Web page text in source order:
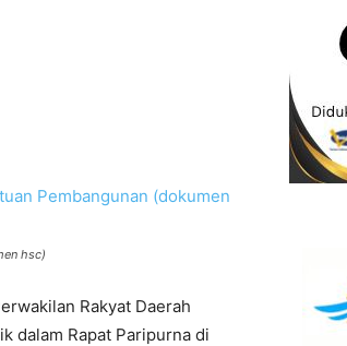
hsc)
Rakyat Daerah
dalam Rapat Paripurna di